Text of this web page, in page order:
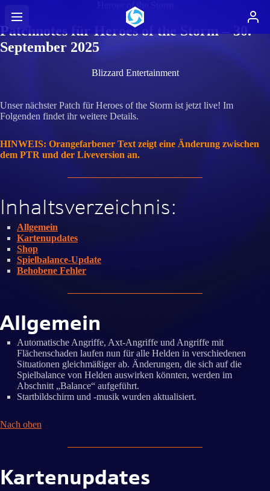
Heroes of the Storm
Patchnotes für Heroes of the Storm – 30.
September 2025
Blizzard Entertainment
Unser nächster Patch für Heroes of the Storm ist jetzt live! Im
Folgenden findet ihr weitere Details.
HINWEIS: Orangefarbener Text zeigt eine Änderung zwischen
dem PTR und der Liveversion an.
Inhaltsverzeichnis:
Allgemein
Kartenupdates
Shop
Spielbalance-Update
Behobene Fehler
Allgemein
Automatische Angriffe, Axt-Angriffe und Angriffe mit
Flächenschaden laufen nun für alle Helden in verschiedenen
Situationen gleichmäßiger ab. Änderungen, die sich auf die
Spielbalance von Helden auswirken könnten, werden im
Abschnitt „Balance“ aufgeführt.
Startbildschirm und -musik wurden aktualisiert.
Nach oben
Kartenupdates